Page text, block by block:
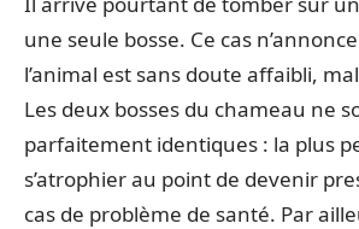
une seule bosse. Ce cas
l’animal est sans doute affaibli,
Les deux bosses du chameau ne
parfaitement identiques : la plus
s’atrophier au point de devenir
cas de problème de santé. Par